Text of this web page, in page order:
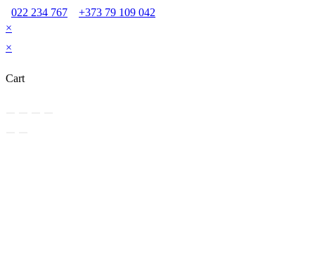
022 234 767
+373 79 109 042
×
×
Cart